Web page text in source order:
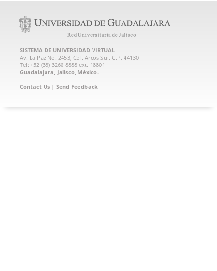
SISTEMA DE UNIVERSIDAD VIRTUAL
Av. La Paz No. 2453, Col. Arcos Sur. C.P. 44130
Tel: +52 (33) 3268 8888‏ ext. 18801
Guadalajara, Jalisco, México.
Contact Us | Send Feedback